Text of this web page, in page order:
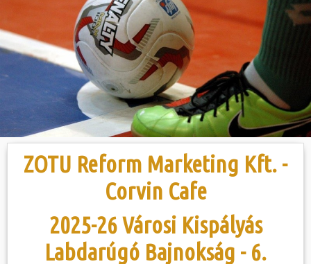
Sport
Szabadidő
Hasznos
ZOTU Reform Marketing Kft. -
Corvin Cafe
2025-26 Városi Kispályás
Labdarúgó Bajnokság - 6.